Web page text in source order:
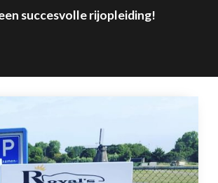
succesvolle rijopleiding!